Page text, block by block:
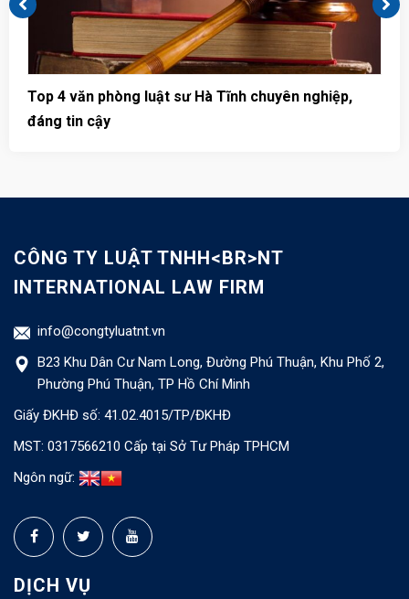
Top 4 văn phòng luật sư Hà Tĩnh chuyên nghiệp,
đáng tin cậy
CÔNG TY LUẬT TNHH<BR>NT
INTERNATIONAL LAW FIRM
info@congtyluatnt.vn
B23 Khu Dân Cư Nam Long, Đường Phú Thuận, Khu Phố 2,
Phường Phú Thuận, TP Hồ Chí Minh
Giấy ĐKHĐ số: 41.02.4015/TP/ĐKHĐ
MST: 0317566210 Cấp tại Sở Tư Pháp TPHCM
Ngôn ngữ:
DỊCH VỤ